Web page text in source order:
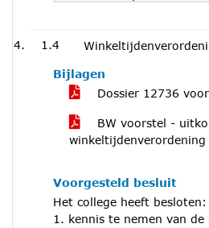
1.4
Bijlagen
Dossier 12736
BW voorstel -
winkeltijdenverordening
Voorgesteld besluit
Het college heeft besloten:
1. kennis te nemen van